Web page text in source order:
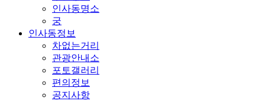
인사동명소
궁
인사동정보
차없는거리
관광안내소
포토갤러리
편의정보
공지사항